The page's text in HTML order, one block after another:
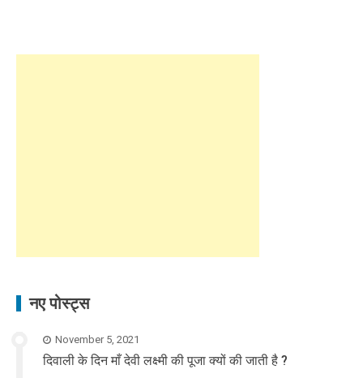
नए पोस्ट्स
November 5, 2021
दिवाली के दिन माँ देवी लक्ष्मी की पूजा क्यों की जाती है ?